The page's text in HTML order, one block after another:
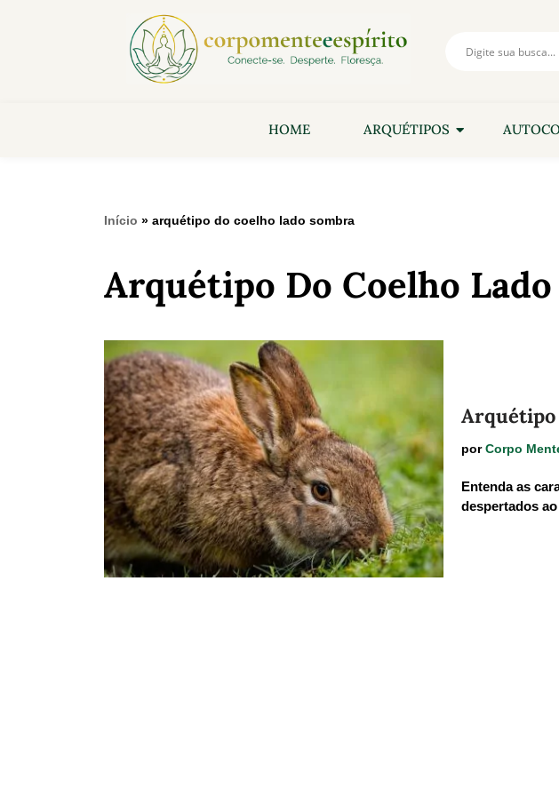
HOME ARQUÉTIPOS
Início » arquétipo do coelho lado sombra
Arquétipo Do Coelho
Arquétipo
por Corpo
Entenda as
despertados